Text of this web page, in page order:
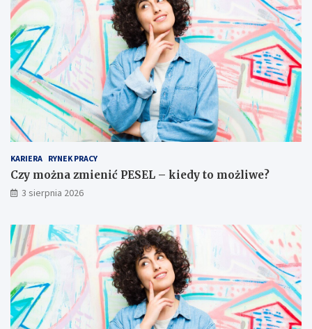
KARIERA RYNEK PRACY
Czy można zmienić PESEL – kiedy to możliwe?
3 sierpnia 2026